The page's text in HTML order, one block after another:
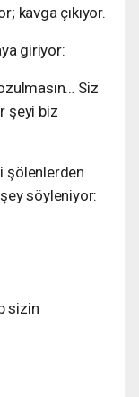
kavga çıkıyor.
giriyor:
Siz
şeyi biz
şölenlerden
söyleniyor:
sizin